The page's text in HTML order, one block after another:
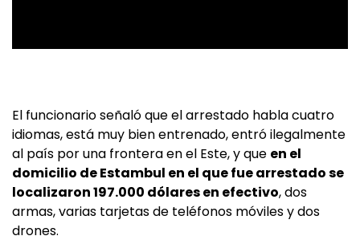
El funcionario señaló que el arrestado habla cuatro
idiomas, está muy bien entrenado, entró ilegalmente
al país por una frontera en el Este, y que en el
domicilio de Estambul en el que fue arrestado se
localizaron 197.000 dólares en efectivo, dos
armas, varias tarjetas de teléfonos móviles y dos
drones.